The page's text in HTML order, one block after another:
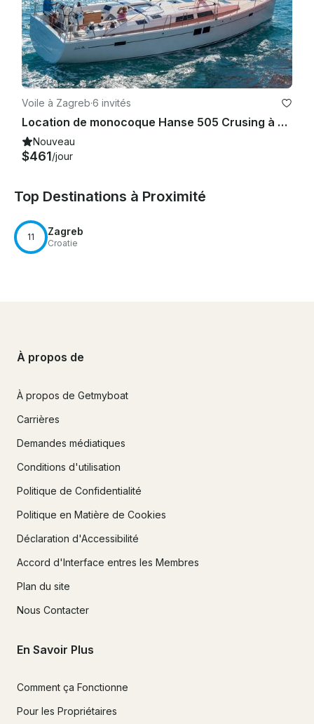
Voile à Zagreb·6 invités
Location de monocoque Hanse 505 Crusing à Zagreb, Croatie
Nouveau
$461/jour
Top Destinations à Proximité
11 Zagreb
Croatie
À propos de
À propos de Getmyboat
Carrières
Demandes médiatiques
Conditions d'utilisation
Politique de Confidentialité
Politique en Matière de Cookies
Déclaration d'Accessibilité
Accord d'Interface entres les Membres
Plan du site
Nous Contacter
En Savoir Plus
Comment ça Fonctionne
Pour les Propriétaires